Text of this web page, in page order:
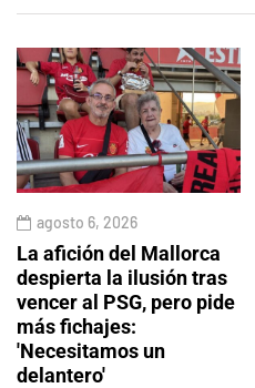
agosto 6, 2026
La afición del Mallorca
despierta la ilusión tras
vencer al PSG, pero pide
más fichajes:
'Necesitamos un
delantero'